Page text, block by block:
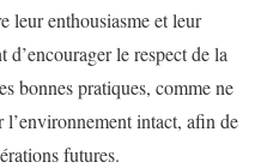
leur enthousiasme et leur
le respect de la
bonnes pratiques, comme ne
l’environnement intact, afin de
futures.